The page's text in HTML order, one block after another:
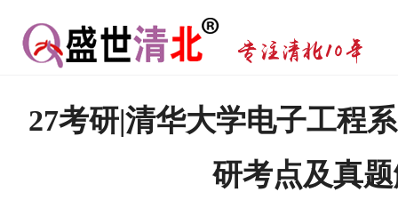
27考研|清华大学电子工程
研考点及真